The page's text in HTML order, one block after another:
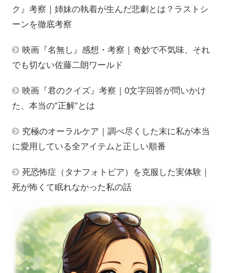
ク』考察｜姉妹の執着が生んだ悲劇とは？ラストシ
ーンを徹底考察
映画『名無し』感想・考察｜奇妙で不気味、それ
でも切ない佐藤二朗ワールド
映画『君のクイズ』考察｜0文字回答が問いかけ
た、本当の”正解”とは
究極のオーラルケア｜調べ尽くした末に私が本当
に愛用している全アイテムと正しい順番
死恐怖症（タナフォトビア）を克服した実体験｜
死が怖くて眠れなかった私の話